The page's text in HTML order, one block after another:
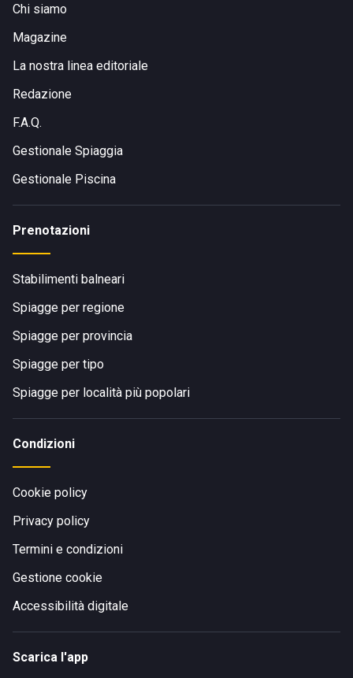
Chi siamo
Magazine
La nostra linea editoriale
Redazione
F.A.Q.
Gestionale Spiaggia
Gestionale Piscina
Prenotazioni
Stabilimenti balneari
Spiagge per regione
Spiagge per provincia
Spiagge per tipo
Spiagge per località più popolari
Condizioni
Cookie policy
Privacy policy
Termini e condizioni
Gestione cookie
Accessibilità digitale
Scarica l'app